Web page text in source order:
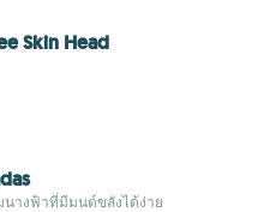
Skin Head
นางฟ้าที่มีมนต์ขลังได้ง่าย